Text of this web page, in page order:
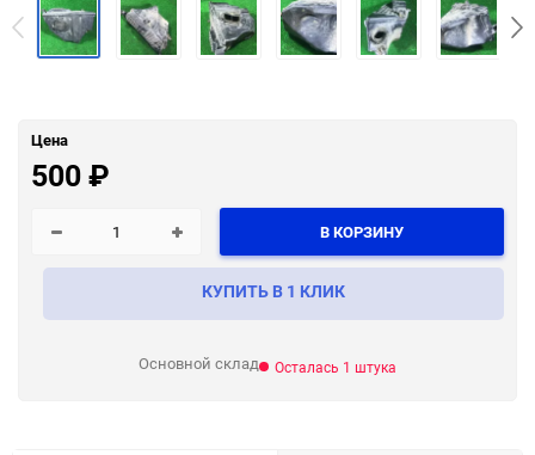
Цена
500₽
В КОРЗИНУ
КУПИТЬ В 1 КЛИК
Основной склад Осталась 1 штука